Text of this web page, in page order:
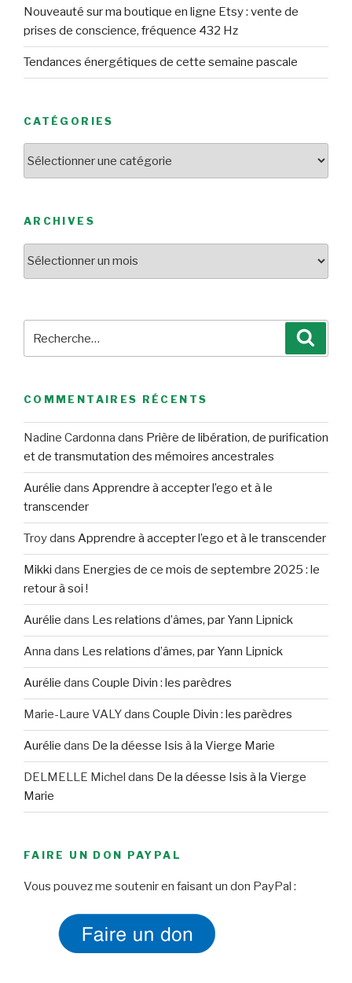
Nouveauté sur ma boutique en ligne Etsy : vente de
prises de conscience, fréquence 432 Hz
Tendances énergétiques de cette semaine pascale
CATÉGORIES
ARCHIVES
pour
COMMENTAIRES RÉCENTS
Nadine Cardonna dans Prière de libération, de purification
et de transmutation des mémoires ancestrales
Aurélie dans Apprendre à accepter l’ego et à le
transcender
Troydans Apprendre à accepter l’ego et à le transcender
Mikki dans Energies de ce mois de septembre 2025 : le
retour à soi !
Aurélie dans Les relations d’âmes, par Yann Lipnick
Anna dans Les relations d’âmes, par Yann Lipnick
Aurélie dans Couple Divin : les parèdres
Marie-Laure VALYdans Couple Divin : les parèdres
Aurélie dans De la déesse Isis à la Vierge Marie
DELMELLE Michel dans De la déesse Isis à la Vierge
Marie
FAIRE UN DON PAYPAL
Vous pouvez me soutenir en faisant un don PayPal :